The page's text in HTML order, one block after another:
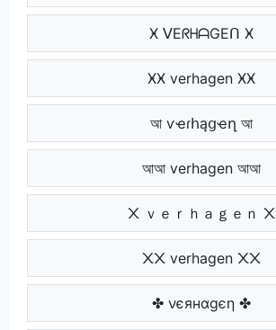
Ӿ ᐯEᖇᕼᗩGEᑎ Ӿ
ӾӾ verhagen ӾӾ
আ ѵҽɾհąցҽղ আ
আআ verhagen আআ
᙭ ｖｅｒｈａｇｅｎ ᙭
᙭᙭ verhagen ᙭᙭
✤ νєянαgєη ✤